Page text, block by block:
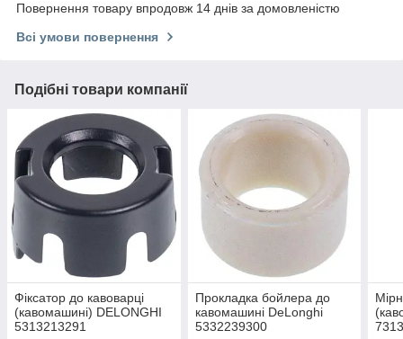
Повернення товару впродовж 14 днів за домовленістю
Всі умови повернення
Подібні товари компанії
Фіксатор до кавоварці
(кавомашині) DELONGHI
5313213291
Прокладка бойлера до
кавомашині DeLonghi
5332239300